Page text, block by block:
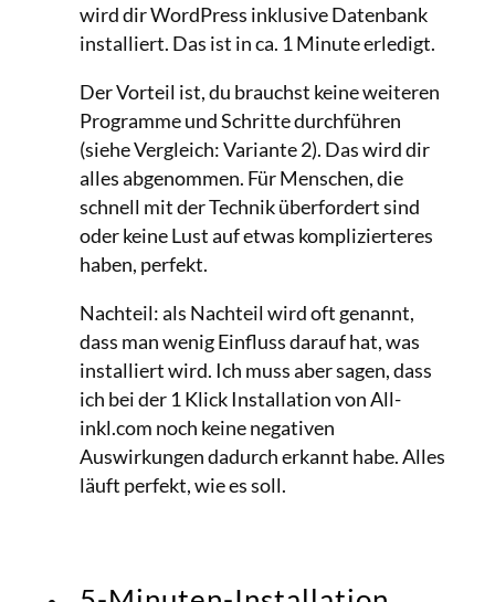
wird dir WordPress inklusive Datenbank
installiert. Das ist in ca. 1 Minute erledigt.
Der Vorteil ist, du brauchst keine weiteren
Programme und Schritte durchführen
(siehe Vergleich: Variante 2). Das wird dir
alles abgenommen. Für Menschen, die
schnell mit der Technik überfordert sind
oder keine Lust auf etwas komplizierteres
haben, perfekt.
Nachteil: als Nachteil wird oft genannt,
dass man wenig Einfluss darauf hat, was
installiert wird. Ich muss aber sagen, dass
ich bei der 1 Klick Installation von All-
inkl.com noch keine negativen
Auswirkungen dadurch erkannt habe. Alles
läuft perfekt, wie es soll.